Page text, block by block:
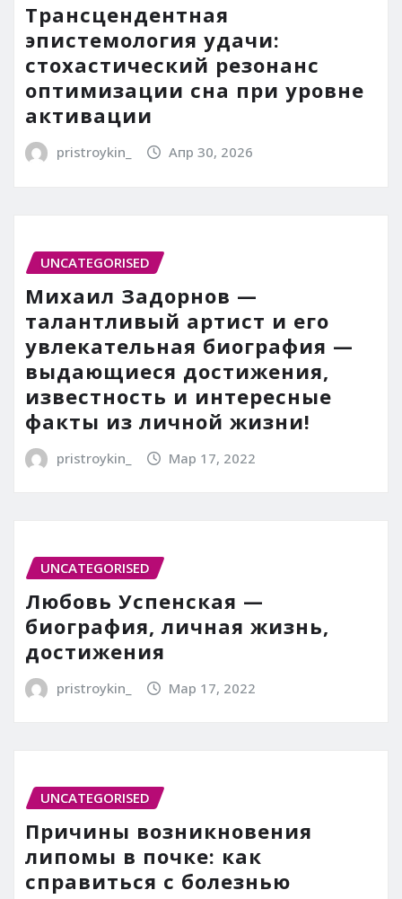
Трансцендентная
эпистемология удачи:
стохастический резонанс
оптимизации сна при уровне
активации
pristroykin_ Апр 30, 2026
UNCATEGORISED
Михаил Задорнов —
талантливый артист и его
увлекательная биография —
выдающиеся достижения,
известность и интересные
факты из личной жизни!
pristroykin_ Мар 17, 2022
UNCATEGORISED
Любовь Успенская —
биография, личная жизнь,
достижения
pristroykin_ Мар 17, 2022
UNCATEGORISED
Причины возникновения
липомы в почке: как
справиться с болезнью